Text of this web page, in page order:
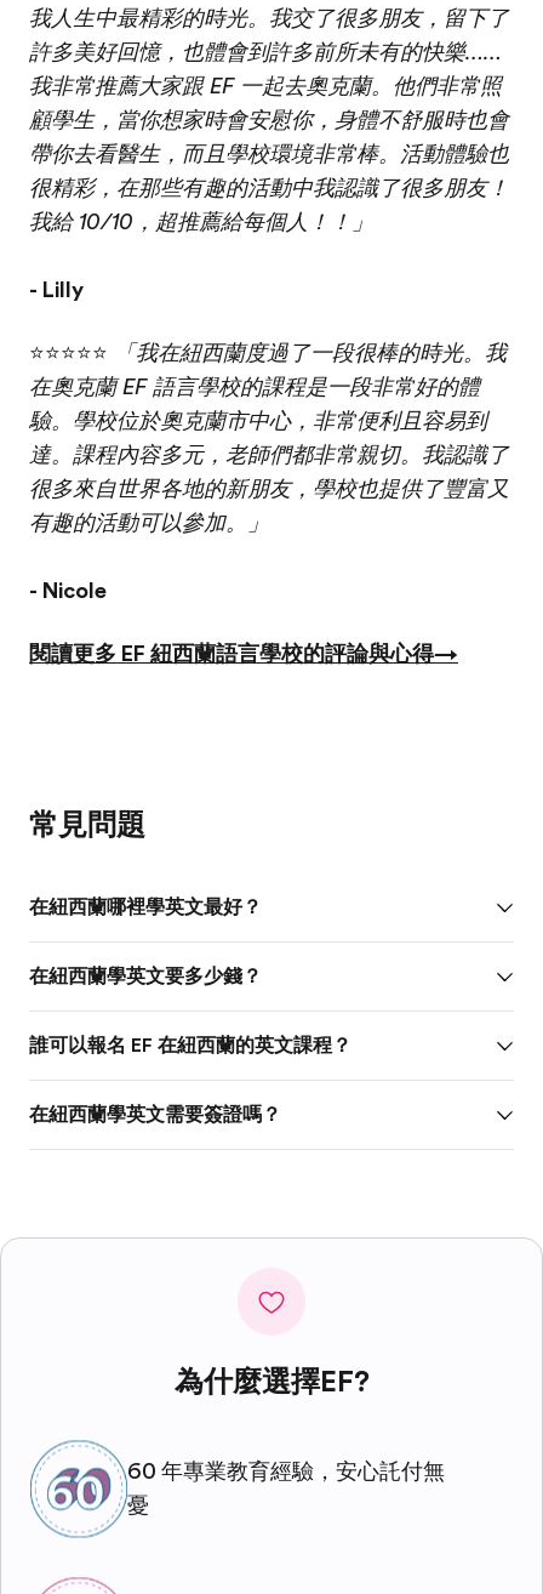
我人生中最精彩的時光。我交了很多朋友，留下了
許多美好回憶，也體會到許多前所未有的快樂……
我非常推薦大家跟 EF 一起去奧克蘭。他們非常照
顧學生，當你想家時會安慰你，身體不舒服時也會
帶你去看醫生，而且學校環境非常棒。活動體驗也
很精彩，在那些有趣的活動中我認識了很多朋友！
我給 10/10，超推薦給每個人！！」
- Lilly
⭐⭐⭐⭐⭐
「我在紐西蘭度過了一段很棒的時光。我
在奧克蘭 EF 語言學校的課程是一段非常好的體
驗。學校位於奧克蘭市中心，非常便利且容易到
達。課程內容多元，老師們都非常親切。我認識了
很多來自世界各地的新朋友，學校也提供了豐富又
有趣的活動可以參加。」
- Nicole
閱讀更多 EF 紐西蘭語言學校的評論與心得→
常見問題
在紐西蘭哪裡學英文最好？
在紐西蘭學英文要多少錢？
誰可以報名 EF 在紐西蘭的英文課程？
在紐西蘭學英文需要簽證嗎？
為什麼選擇EF?
60 年專業教育經驗，安心託付無
憂